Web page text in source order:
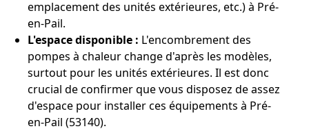
emplacement des unités extérieures, etc.) à Pré-
en-Pail.
L'espace disponible : L'encombrement des
pompes à chaleur change d'après les modèles,
surtout pour les unités extérieures. Il est donc
crucial de confirmer que vous disposez de assez
d'espace pour installer ces équipements à Pré-
en-Pail (53140).